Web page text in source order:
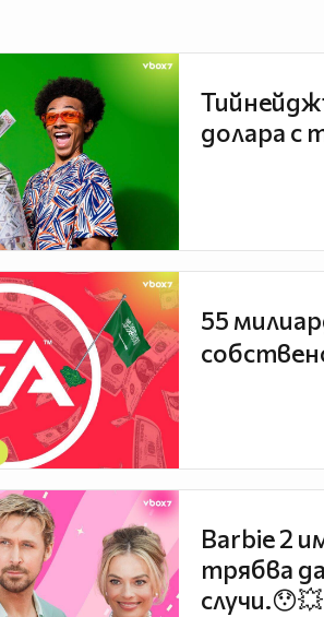
долара с
55
Barbie 2
трябва
случи.😯💥